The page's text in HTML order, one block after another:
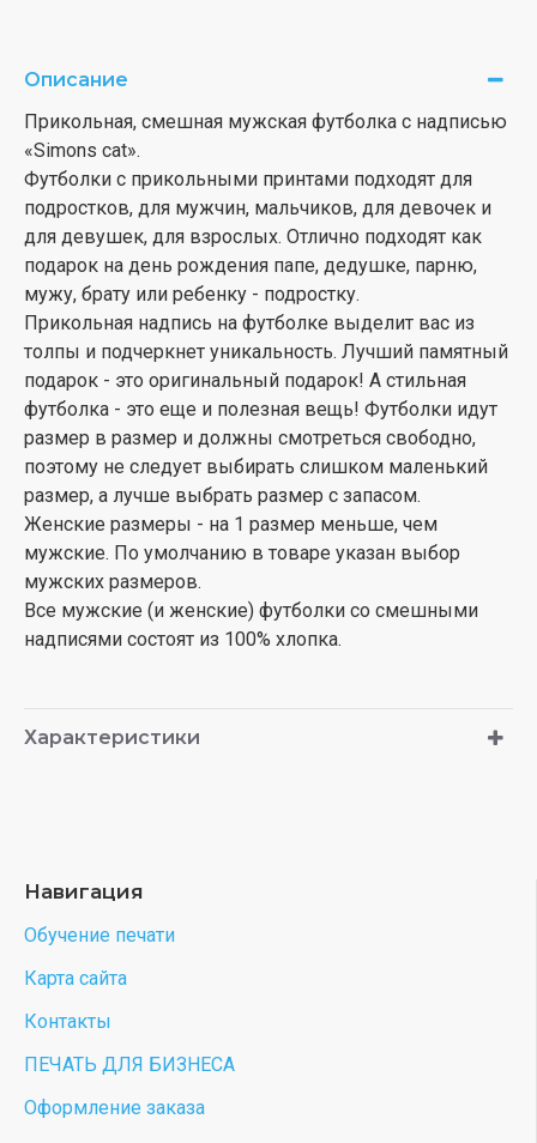
Описание
Прикольная, смешная мужская футболка с надписью
«Simons cat».
Футболки с прикольными принтами подходят для
подростков, для мужчин, мальчиков, для девочек и
для девушек, для взрослых. Отлично подходят как
подарок на день рождения папе, дедушке, парню,
мужу, брату или ребенку - подростку.
Прикольная надпись на футболке выделит вас из
толпы и подчеркнет уникальность. Лучший памятный
подарок - это оригинальный подарок! А стильная
футболка - это еще и полезная вещь! Футболки идут
размер в размер и должны смотреться свободно,
поэтому не следует выбирать слишком маленький
размер, а лучше выбрать размер с запасом.
Женские размеры - на 1 размер меньше, чем
мужские. По умолчанию в товаре указан выбор
мужских размеров.
Все мужские (и женские) футболки со смешными
надписями состоят из 100% хлопка.
Характеристики
Навигация
Обучение печати
Карта сайта
Контакты
ПЕЧАТЬ ДЛЯ БИЗНЕСА
Оформление заказа